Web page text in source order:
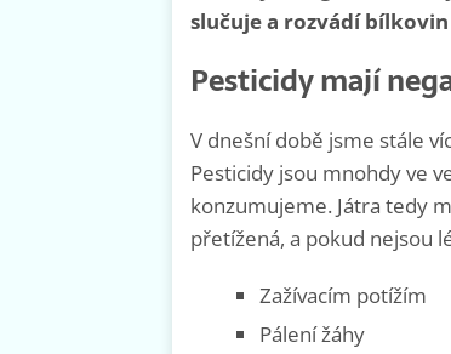
slučuje a rozvádí
Pesticidy mají
V dnešní době jsme stále
Pesticidy jsou mnohdy ve
konzumujeme. Játra tedy
přetížená, a pokud nejsou
Zažívacím potížím
Pálení žáhy